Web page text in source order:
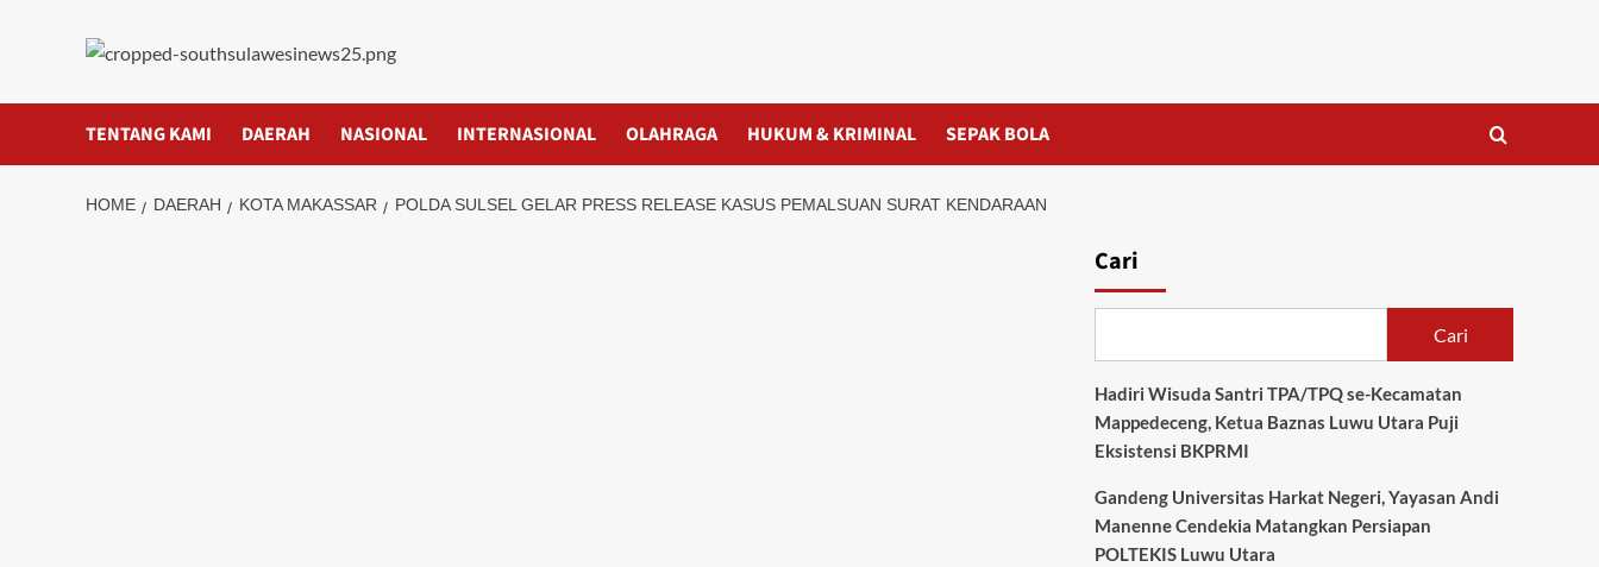
TENTANG KAMI DAERAH NASIONAL INTERNASIONAL OLAHRAGA HUKUM & KRIMINAL SEPAK BOLA
HOME DAERAH KOTA MAKASSAR POLDA SULSEL GELAR PRESS RELEASE KASUS PEMALSUAN SURAT KENDARAAN
Cari
Cari
Hadiri Wisuda Santri TPA/TPQ se-Kecamatan
Mappedeceng, Ketua Baznas Luwu Utara Puji
Eksistensi BKPRMI
Gandeng Universitas Harkat Negeri, Yayasan Andi
Manenne Cendekia Matangkan Persiapan
POLTEKIS Luwu Utara